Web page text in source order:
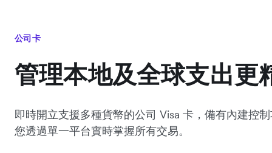
公司卡
管理本地及全球支出更
即時開立支援多種貨幣的公司 Visa 卡，備有內建控
您透過單一平台實時掌握所有交易。